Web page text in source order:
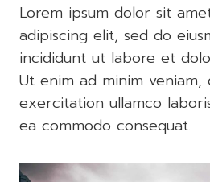
Lorem ipsum dolor sit
adipiscing elit, sed do
incididunt ut labore et
Ut enim ad minim veniam,
exercitation ullamco
ea commodo consequat.